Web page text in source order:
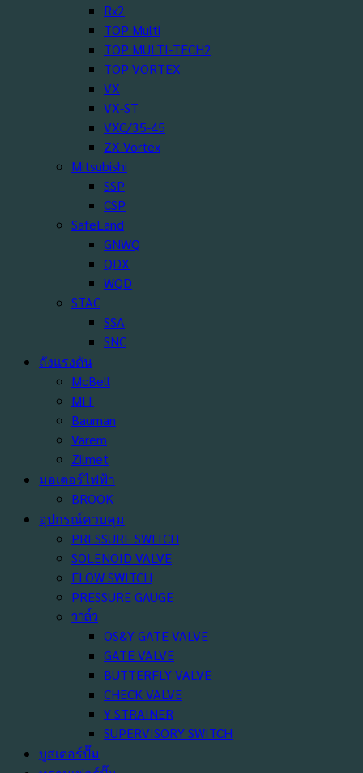
Rx2
TOP Multi
TOP MULTI-TECH2
TOP VORTEX
VX
VX-ST
VXC/35-45
ZX Vortex
Mitsubishi
SSP
CSP
SafeLand
GNWQ
QDX
WQD
STAC
SSA
SNC
ถังแรงดัน
McBell
MIT
Bauman
Varem
Zilmet
มอเตอร์ไฟฟ้า
BROOK
อุปกรณ์ควบคุม
PRESSURE SWITCH
SOLENOID VALVE
FLOW SWITCH
PRESSURE GAUGE
วาล์ว
OS&Y GATE VALVE
GATE VALVE
BUTTERFLY VALVE
CHECK VALVE
Y STRAINER
SUPERVISORY SWITCH
บูสเตอร์ปั๊ม